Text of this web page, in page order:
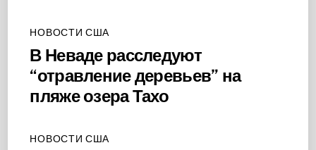
НОВОСТИ США
В Неваде расследуют
“отравление деревьев” на
пляже озера Тахо
НОВОСТИ США